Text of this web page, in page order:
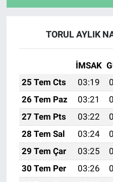
TORUL AYLIK
İMSAK
25 Tem Cts
03:19
26 Tem Paz
03:21
27 Tem Pts
03:22
28 Tem Sal
03:24
29 Tem Çar
03:25
30 Tem Per
03:26